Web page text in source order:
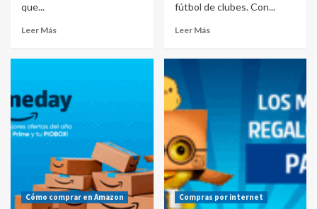
que...
Leer Más
fútbol de clubes. Con...
Leer Más
Cómo comprar en Amazon Compras por internet